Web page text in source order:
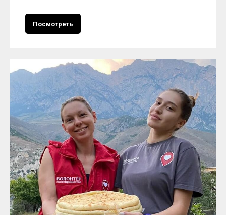
Посмотреть